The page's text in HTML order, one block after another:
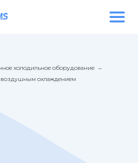
холодильное оборудование →
охлаждением